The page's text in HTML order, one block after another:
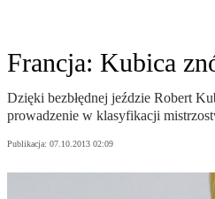
Francja: Kubica
Dzięki bezbłędnej jeździe Robert
prowadzenie w klasyfikacji
Publikacja: 07.10.2013 02:09